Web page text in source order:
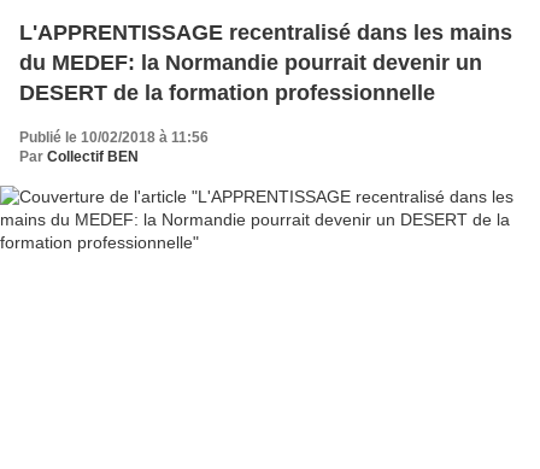
L'APPRENTISSAGE recentralisé dans les mains
du MEDEF: la Normandie pourrait devenir un
DESERT de la formation professionnelle
Publié le 10/02/2018 à 11:56
Par Collectif BEN